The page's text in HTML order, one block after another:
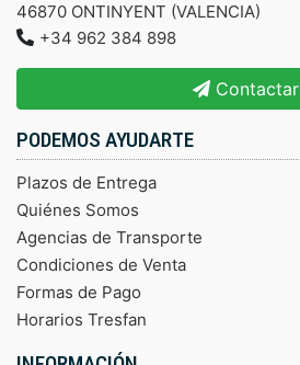
46870 ONTINYENT (VALENCIA)
+34 962 384 898
Contactar
PODEMOS AYUDARTE
Plazos de Entrega
Quiénes Somos
Agencias de Transporte
Condiciones de Venta
Formas de Pago
Horarios Tresfan